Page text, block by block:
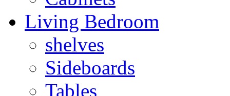
Living Bedroom
shelves
Sideboards
Tables